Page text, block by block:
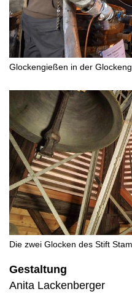
Glockengießen in der
Die zwei Glocken des Stift
Gestaltung
Anita Lackenberger